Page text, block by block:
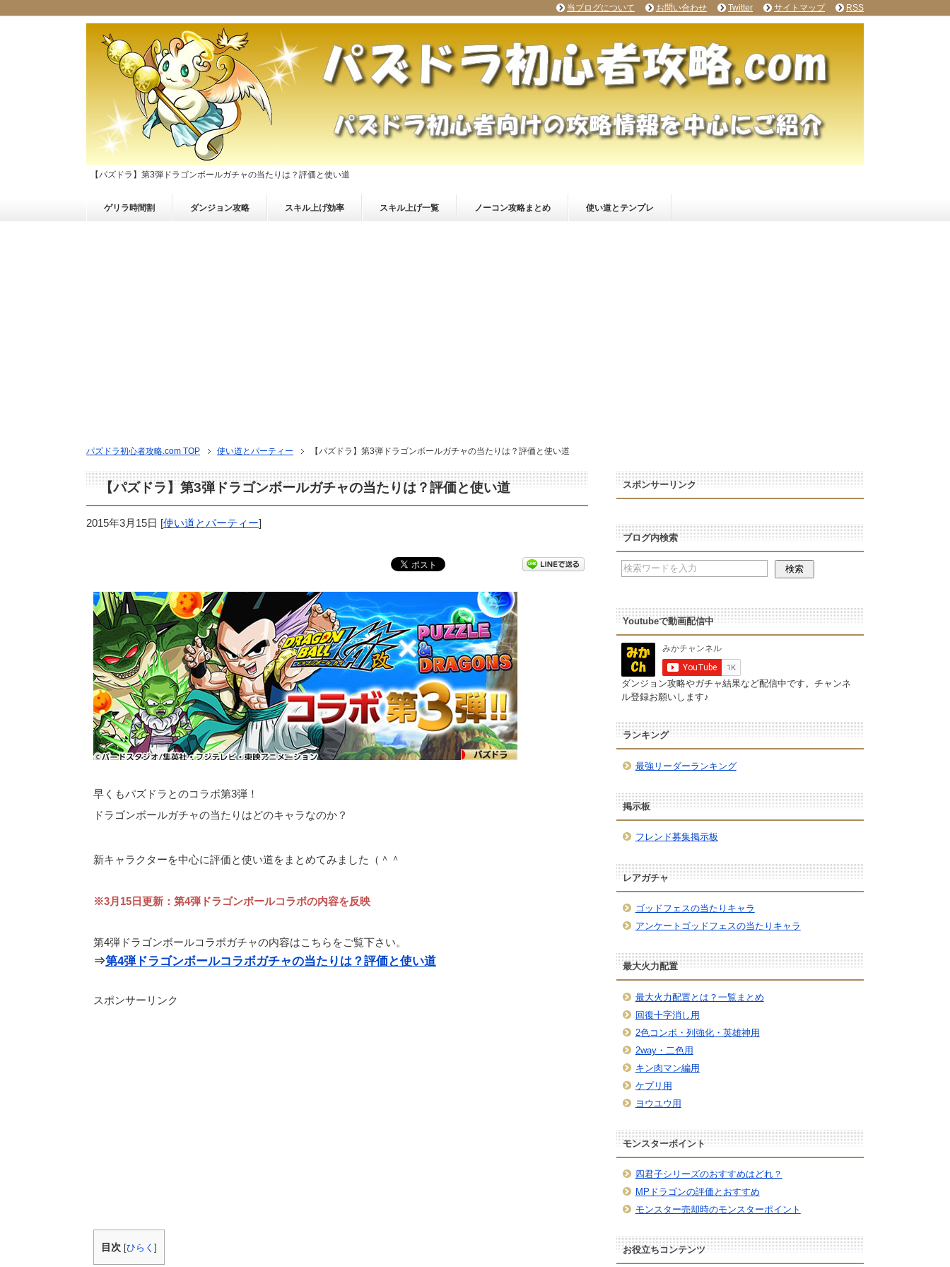
【パズドラ】第3弾ドラゴンボールガチャの当たりは？評価と使い道
ゲリラ時間割 ダンジョン攻略 スキル上げ効率 スキル上げ一覧 ノーコン攻略まとめ 使い道とテンプレ
パズドラ初心者攻略.com TOP 使い道とパーティー 【パズドラ】第3弾ドラゴンボールガチャの当たりは？評価と使い道
【パズドラ】第3弾ドラゴンボールガチャの当たりは？評価と使い道
2015年3月15日 [使い道とパーティー]
早くもパズドラとのコラボ第3弾！
ドラゴンボールガチャの当たりはどのキャラなのか？
新キャラクターを中心に評価と使い道をまとめてみました（＾＾
※3月15日更新：第4弾ドラゴンボールコラボの内容を反映
第4弾ドラゴンボールコラボガチャの内容はこちらをご覧下さい。
⇒第4弾ドラゴンボールコラボガチャの当たりは？評価と使い道
スポンサーリンク
目次 [ひらく ]
スポンサーリンク
ブログ内検索
Youtubeで動画配信中
ダンジョン攻略やガチャ結果など配信中です。チャンネ
ル登録お願いします♪
ランキング
最強リーダーランキング
掲示板
フレンド募集掲示板
レアガチャ
ゴッドフェスの当たりキャラ
アンケートゴッドフェスの当たりキャラ
最大火力配置
最大火力配置とは？一覧まとめ
回復十字消し用
2色コンボ・列強化・英雄神用
2way・二色用
キン肉マン編用
ケプリ用
ヨウユウ用
モンスターポイント
四君子シリーズのおすすめはどれ？
MPドラゴンの評価とおすすめ
モンスター売却時のモンスターポイント
お役立ちコンテンツ
当ブログについて お問い合わせ Twitter サイトマップ RSS